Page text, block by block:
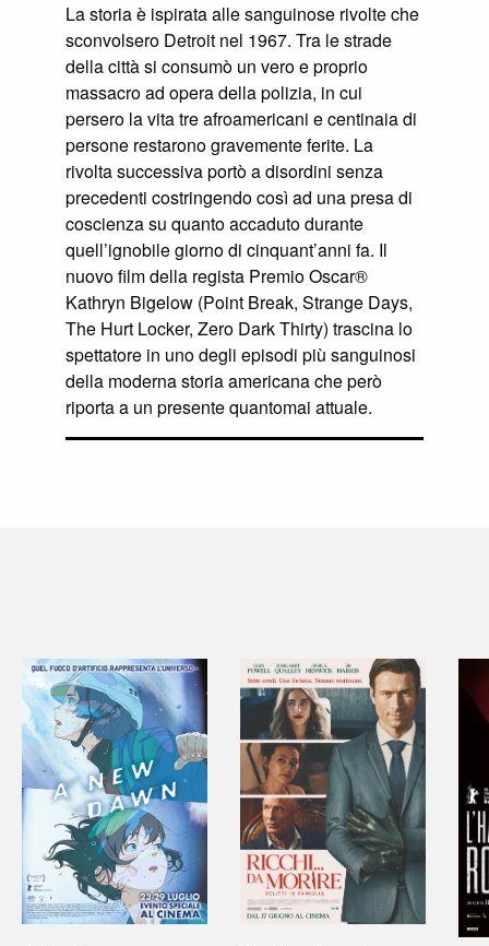
La storia è ispirata alle sanguinose rivolte che
sconvolsero Detroit nel 1967. Tra le strade
della città si consumò un vero e proprio
massacro ad opera della polizia, in cui
persero la vita tre afroamericani e centinaia di
persone restarono gravemente ferite. La
rivolta successiva portò a disordini senza
precedenti costringendo così ad una presa di
coscienza su quanto accaduto durante
quell’ignobile giorno di cinquant’anni fa. Il
nuovo film della regista Premio Oscar®
Kathryn Bigelow (Point Break, Strange Days,
The Hurt Locker, Zero Dark Thirty) trascina lo
spettatore in uno degli episodi più sanguinosi
della moderna storia americana che però
riporta a un presente quantomai attuale.